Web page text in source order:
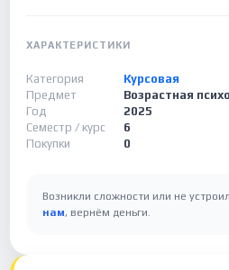
ХАРАКТЕРИСТИКИ
Категория
Курсовая
Предмет
Возрастная
Год
2025
Семестр / курс
6
Покупки
0
Возникли сложности или не
нам, вернём деньги.